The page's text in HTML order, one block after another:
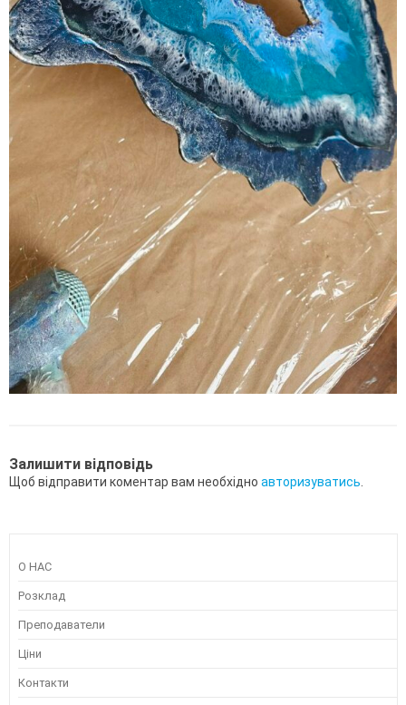
Залишити відповідь
Щоб відправити коментар вам необхідно авторизуватись
О НАС
Розклад
Преподаватели
Ціни
Контакти